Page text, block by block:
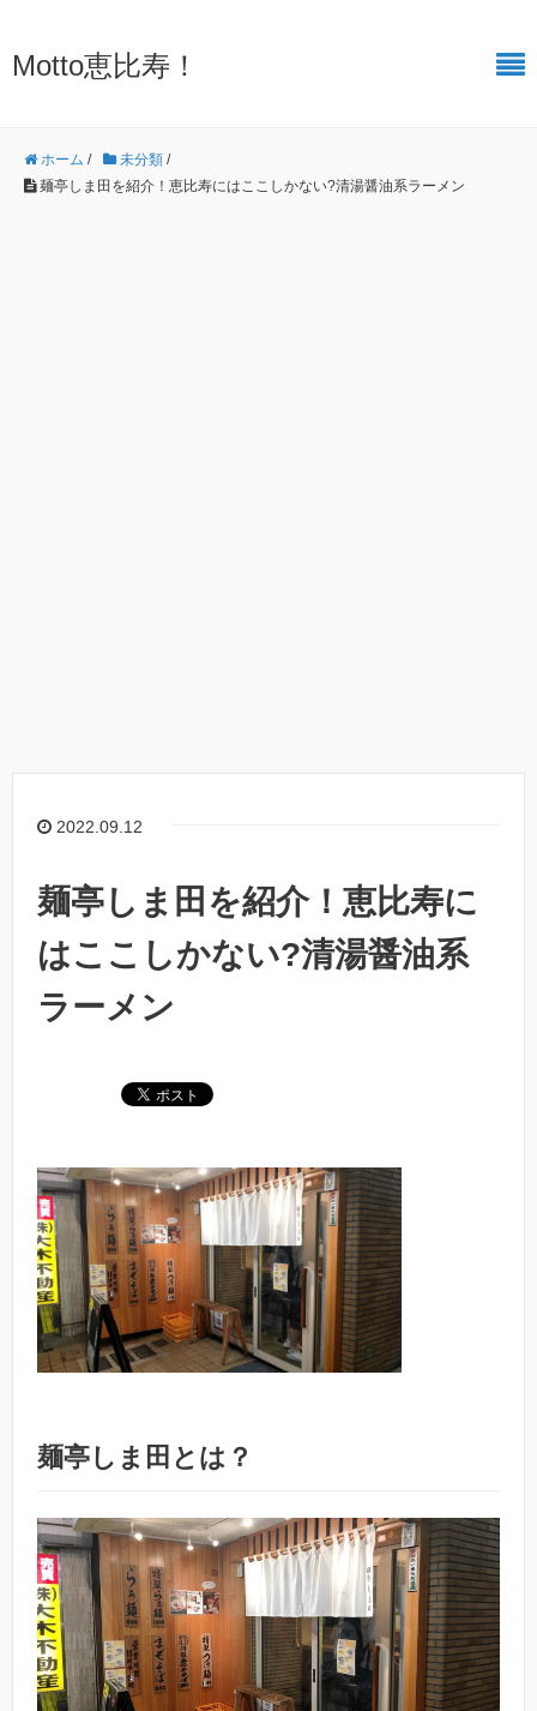
Motto恵比寿！
ホーム / 未分類 /
麺亭しま田を紹介！恵比寿にはここしかない?清湯醤油系ラーメン
2022.09.12
麺亭しま田を紹介！恵比寿に
はここしかない?清湯醤油系
ラーメン
麺亭しま田とは？